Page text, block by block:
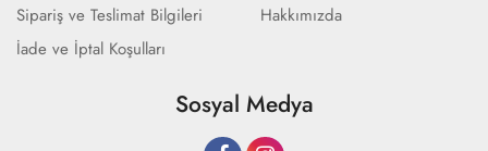
Sipariş ve Teslimat Bilgileri
İade ve İptal Koşulları
Hakkımızda
Sosyal Medya